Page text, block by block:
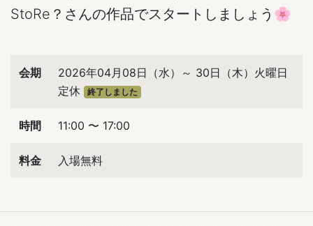
StoRe？さんの作品でスタートしましょう🌸
会期
2026年04月08日（水）～ 30日（木）火曜日
定休
終了しました
時間 11:00 〜 17:00
料金 入場無料